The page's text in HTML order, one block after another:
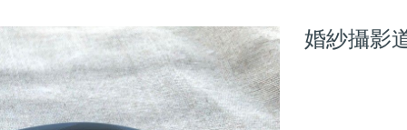
婚紗攝影